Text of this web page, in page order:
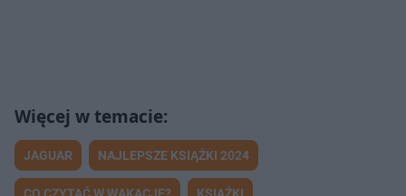
JAGUAR NAJLEPSZE KSIĄŻKI 2024
CO CZYTAĆ W WAKACJE? KSIĄŻKI